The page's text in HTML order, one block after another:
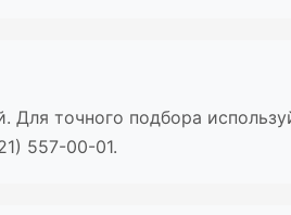
точного подбора
557-00-01.